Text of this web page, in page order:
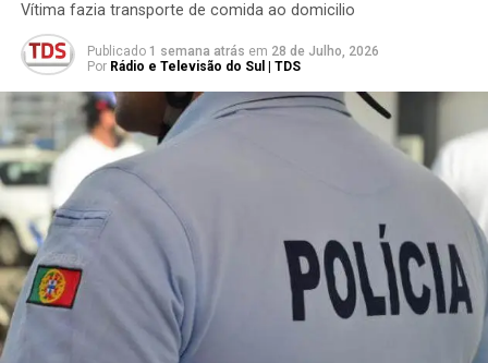
Vítima fazia transporte de comida ao domicilio
Publicado 1 semana atrás em 28 de Julho, 2026
Por Rádio e Televisão do Sul | TDS